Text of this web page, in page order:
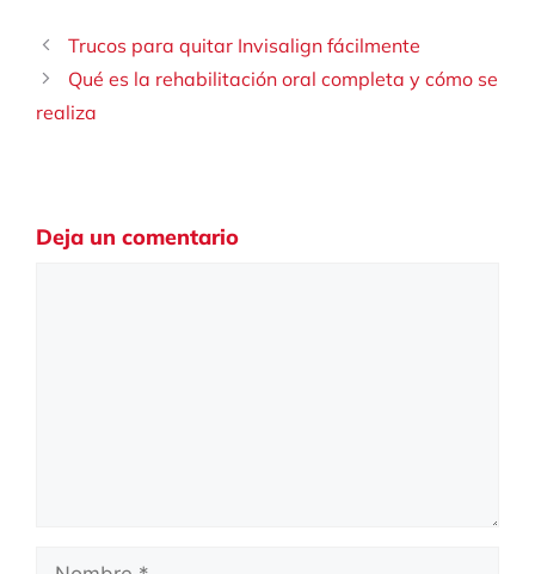
Trucos para quitar Invisalign fácilmente
Qué es la rehabilitación oral completa y cómo se
realiza
Deja un comentario
Nombre